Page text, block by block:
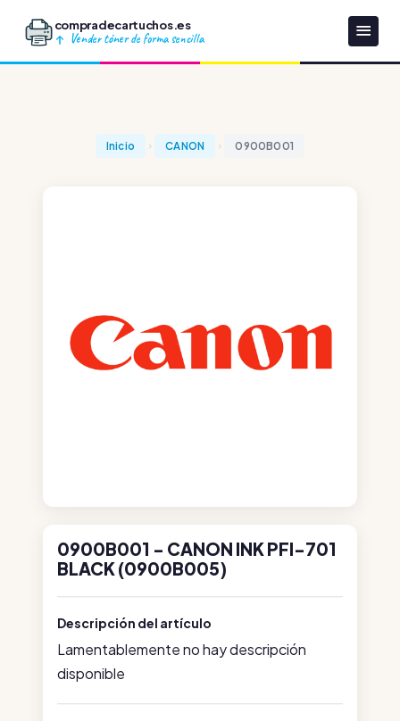
compradecartuchos.es
Vender tóner de forma sencilla
Inicio CANON 0900B001
0900B001 - CANON INK PFI-701
BLACK (0900B005)
Descripción del artículo
Lamentablemente no hay descripción
disponible